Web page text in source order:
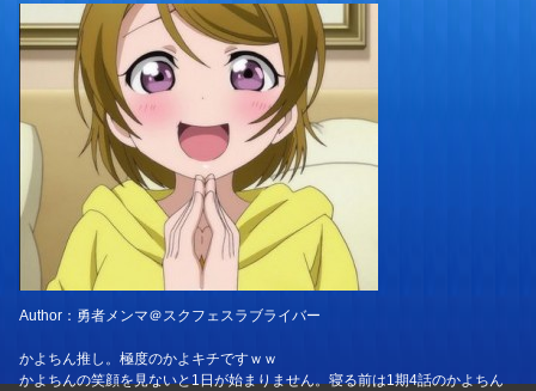
Author：勇者メンマ＠スクフェスラブライバー
かよちん推し。極度のかよキチですｗｗ
かよちんの笑顔を見ないと1日が始まりません。寝る前は1期4話のかよちん